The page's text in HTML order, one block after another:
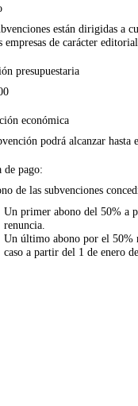
están dirigidas a
empresas de carácter
presupuestaria
económica
podrá alcanzar
de pago:
de las subvenciones
Un primer abono del 50% a
renuncia.
Un último abono por el 50%
caso a partir del 1 de enero